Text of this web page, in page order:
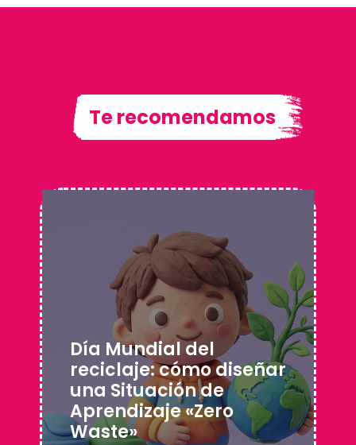
Te recomendamos
Día Mundial del
reciclaje: cómo diseñar
una Situación de
Aprendizaje «Zero
Waste»